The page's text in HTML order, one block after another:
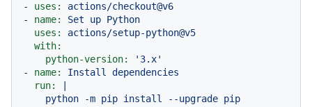
-
uses:
actions/checkout@v6
-
name: Set up Python
uses:
actions/setup-python@v5
with:
python-version:
'3.x'
-
name: Install dependencies
run: